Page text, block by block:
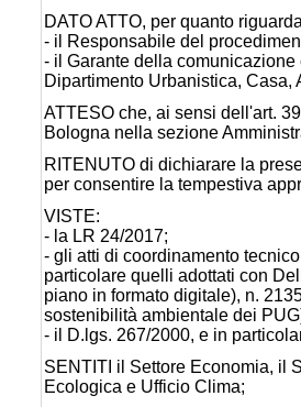
DATO ATTO, per quanto
- il Responsabile del
- il Garante della
Dipartimento Urbanistica,
ATTESO che, ai sensi dell'art.
Bologna nella sezione
RITENUTO di dichiarare la
per consentire la tempestiva
VISTE:
- la LR 24/2017;
- gli atti di coordinamento
particolare quelli adottati con
piano in formato digitale), n.
sostenibilità ambientale dei
- il D.lgs. 267/2000, e in
SENTITI il Settore Economia, il
Ecologica e Ufficio Clima;